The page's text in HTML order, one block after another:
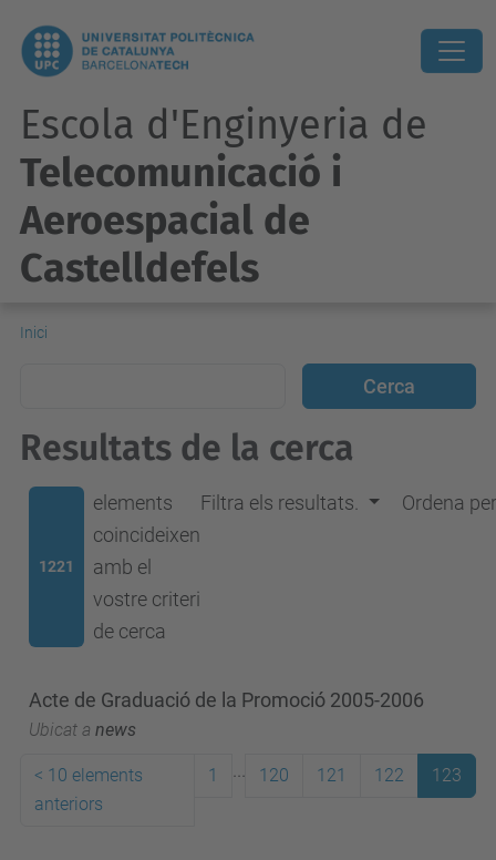
Escola d'Enginyeria de
Telecomunicació i
Aeroespacial de
Castelldefels
Inici
Resultats de la cerca
1221
elements
coincideixen
amb el
vostre criteri
de cerca
Filtra els resultats. Ordena
Acte de Graduació de la Promoció 2005-2006
Ubicat a news
< 10 elements
anteriors
1 120 121 122 123